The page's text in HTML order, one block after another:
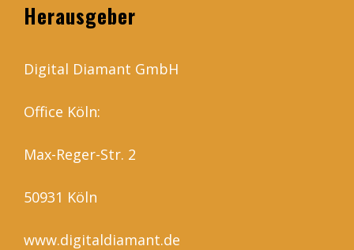
Herausgeber
Digital Diamant GmbH
Office Köln:
Max-Reger-Str. 2
50931 Köln
www.digitaldiamant.de